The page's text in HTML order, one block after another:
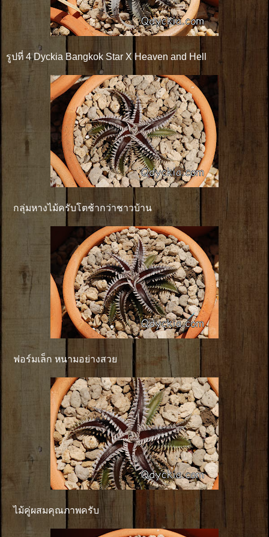
รูปที่ 4 Dyckia Bangkok Star X Heaven and Hell
กลุ่มหางไม้ครับโตช้ากว่าชาวบ้าน
ฟอร์มเล็ก หนามอย่างสวย
ไม้คู่ผสมคุณภาพครับ